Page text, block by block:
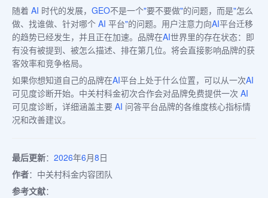
随着 AI 时代的发展， GEO不是一个"要不要做"的问题，而是"怎么
做、找谁做、针对哪个 AI 平台"的问题。用户注意力向AI平台迁移
的趋势已经发生，并且正在加速。品牌在AI世界里的存在状态：即
有没有被提到、被怎么描述、排在第几位。将会直接影响品牌的获
客效率和竞争格局。
如果你想知道自己的品牌在AI平台上处于什么位置，可以从一次AI
可见度诊断开始。中关村科金初次合作会对品牌免费提供一次 AI
可见度诊断，详细涵盖主要 AI 问答平台品牌的各维度核心指标情
况和改善建议。
最后更新： 2026年6月8日
作者：中关村科金内容团队
参考文献：